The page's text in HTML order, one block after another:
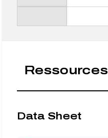
Ressources
Data Sheet